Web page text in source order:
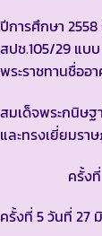
ปีการศึกษา
สปช.105/29 แบ
พระราชทานชื่ออ
สมเด็จพระกนิษฐ
และทรงเยี่ยมรา
ครั้งที่ 1 วัน
ครั้งที่ 5 วันที่